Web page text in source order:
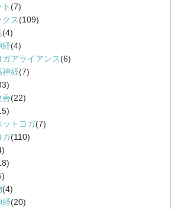
(7)
クス(109)
(4)
経(4)
ガアライアンス(6)
神経(7)
善(22)
ットヨガ(7)
ガ(110)
(4)
経(20)